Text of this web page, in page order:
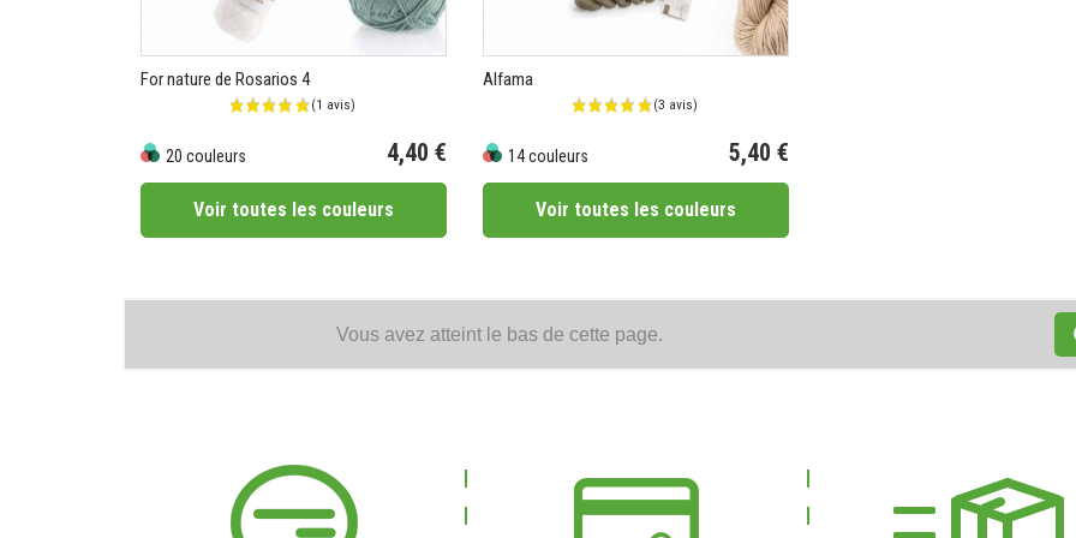
For nature de Rosarios 4
20 couleurs 4,40 €
Voir toutes les couleurs
Alfama
14 couleurs 5,40 €
Voir toutes les couleurs
Vous avez atteint le bas de cette page.